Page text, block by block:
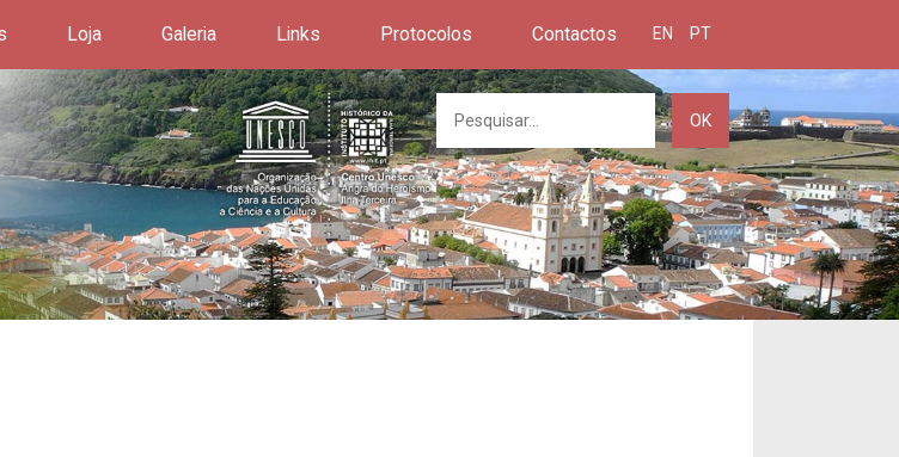
Loja Galeria Links Protocolos Contactos EN PT
OK